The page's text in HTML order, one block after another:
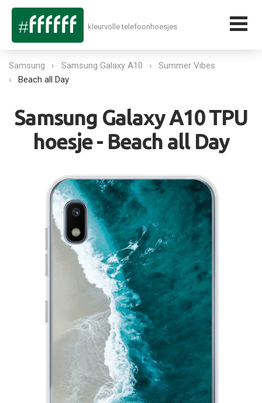
kleurvolle telefoonhoesjes
Samsung Samsung Galaxy A10
Summer Vibes
Beach all Day
Samsung Galaxy A10 TPU
hoesje - Beach all Day